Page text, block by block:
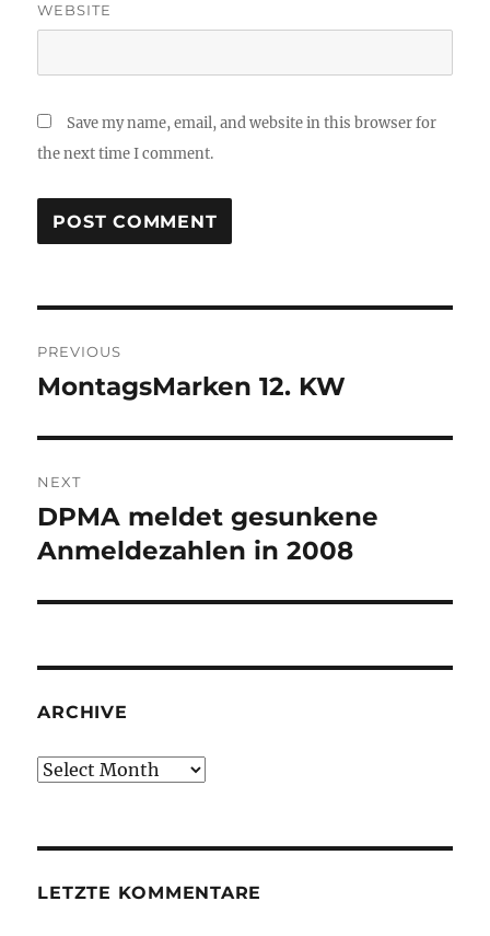
WEBSITE
Save my name, email, and website in this browser for
the next time I comment.
navigation
PREVIOUS
Previous
MontagsMarken 12. KW
NEXT
Next
post:
DPMA meldet gesunkene
Anmeldezahlen in 2008
ARCHIVE
Archive
LETZTE KOMMENTARE